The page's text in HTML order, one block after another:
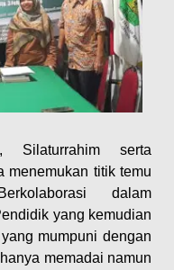
Silaturrahim serta
menemukan titik temu
dalam
yang kemudian
mumpuni dengan
memadai namun